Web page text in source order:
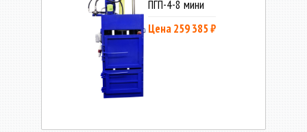
ПГП-4-8 мини
Цена 259 385 ₽